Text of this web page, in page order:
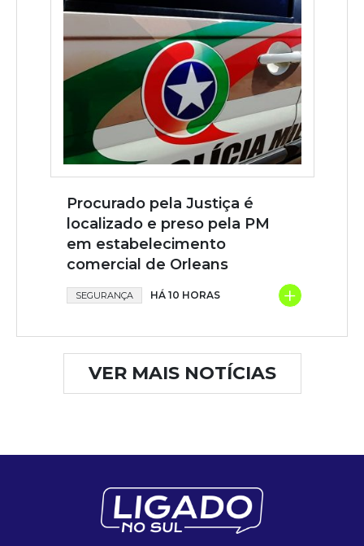
Procurado pela Justiça é
localizado e preso pela PM
em estabelecimento
comercial de Orleans
SEGURANÇA HÁ 10 HORAS +
VER MAIS NOTÍCIAS